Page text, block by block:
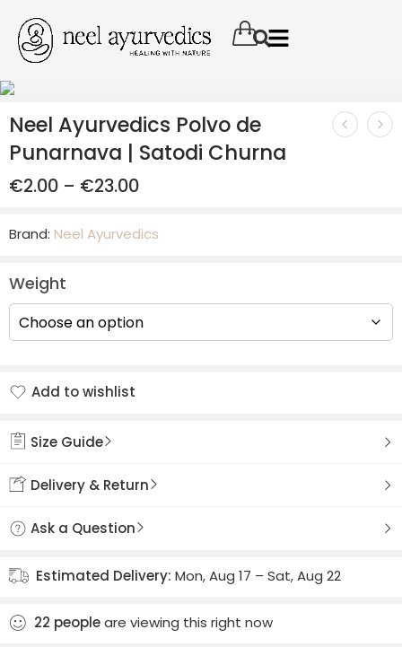
Neel Ayurvedics Polvo de
Punarnava | Satodi Churna
€2.00 – €23.00
Brand: Neel Ayurvedics
Weight
Add to wishlist
Size Guide
Delivery & Return
Ask a Question
Estimated Delivery: Mon, Aug 17 – Sat, Aug 22
22 peopleare viewing this right now